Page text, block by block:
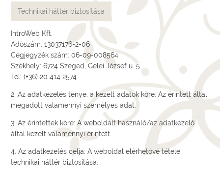
Technikai háttér biztosítása
IntroWeb Kft.
Adószám: 13037176-2-06
Cégjegyzék szám: 06-09-008564
Székhely: 6724 Szeged, Gelei József u. 5.
Tel: (+36) 20 414 2574
2. Az adatkezelés ténye, a kezelt adatok köre: Az érintett által
megadott valamennyi személyes adat.
3. Az érintettek köre: A weboldalt használó/az adatkezelő
által kezelt valamennyi érintett.
4. Az adatkezelés célja: A weboldal elérhetővé tétele,
technikai háttér biztosítása.